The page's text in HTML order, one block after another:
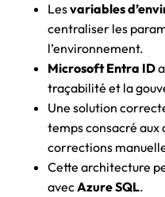
Lesvariables
centraliser les
l’environnement.
Microsoft Entra ID
traçabilité et la
Une solution
temps consacré
corrections
Cette architecture
avecAzure SQL.